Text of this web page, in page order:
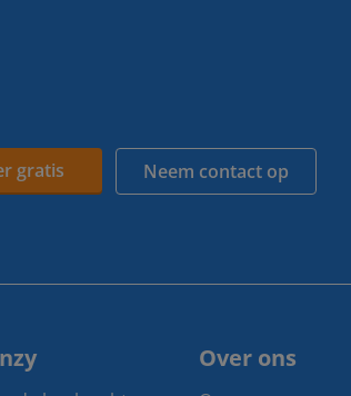
gratis Neem contact op
Over ons